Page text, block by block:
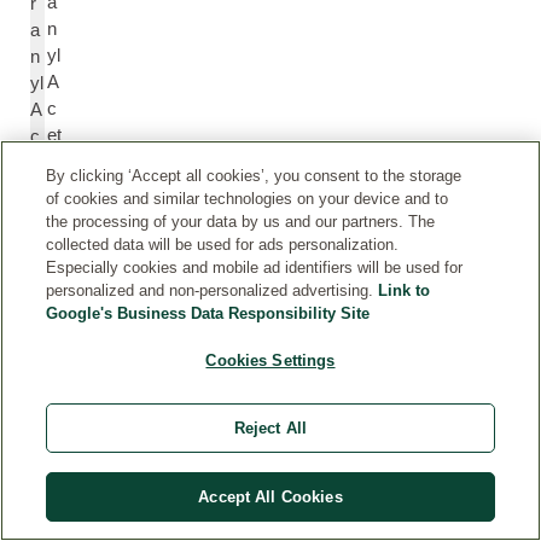
a
n
yl
A
c
n
yl
A
c
et
e
a
d
a
il/
By clicking ‘Accept all cookies’, you consent to the storage
of cookies and similar technologies on your device and to
the processing of your data by us and our partners. The
collected data will be used for ads personalization.
Especially cookies and mobile ad identifiers will be used for
personalized and non-personalized advertising. Link to
Google's Business Data Responsibility Site
Cookies Settings
Reject All
Accept All Cookies